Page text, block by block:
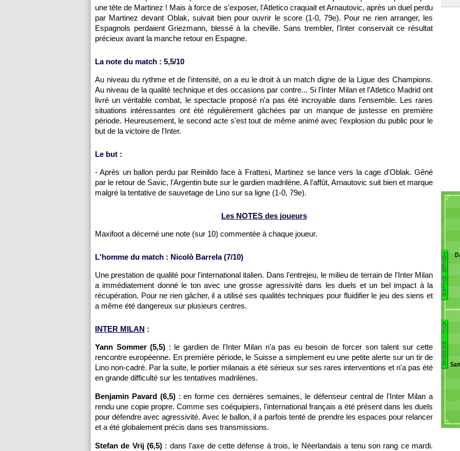
une tête de Martinez ! Mais à force de s'exposer, l'Atletico craquait et Arnautovic, après un duel perdu
par Martinez devant Oblak, suivait bien pour ouvrir le score (1-0, 79e). Pour ne rien arranger, les
Espagnols perdaient Griezmann, blessé à la cheville. Sans trembler, l'Inter conservait ce résultat
précieux avant la manche retour en Espagne.
La note du match : 5,5/10
Au niveau du rythme et de l'intensité, on a eu le droit à un match digne de la Ligue des Champions.
Au niveau de la qualité technique et des occasions par contre... Si l'Inter Milan et l'Atletico Madrid ont
livré un véritable combat, le spectacle proposé n'a pas été incroyable dans l'ensemble. Les rares
situations intéressantes ont été régulièrement gâchées par un manque de justesse en première
période. Heureusement, le second acte s'est tout de même animé avec l'explosion du public pour le
but de la victoire de l'Inter.
Le but :
- Après un ballon perdu par Reinildo face à Frattesi, Martinez se lance vers la cage d'Oblak. Gêné
par le retour de Savic, l'Argentin bute sur le gardien madrilène. A l'affût, Arnautovic suit bien et marque
malgré la tentative de sauvetage de Lino sur sa ligne (1-0, 79e).
Les NOTES des joueurs
Maxifoot a décerné une note (sur 10) commentée à chaque joueur.
L'homme du match : Nicolò Barrela (7/10)
Une prestation de qualité pour l'international italien. Dans l'entrejeu, le milieu de terrain de l'Inter Milan
a immédiatement donné le ton avec une grosse agressivité dans les duels et un bel impact à la
récupération. Pour ne rien gâcher, il a utilisé ses qualités techniques pour fluidifier le jeu des siens et
a même été dangereux sur plusieurs centres.
INTER MILAN :
Yann Sommer (5,5) : le gardien de l'Inter Milan n'a pas eu besoin de forcer son talent sur cette
rencontre européenne. En première période, le Suisse a simplement eu une petite alerte sur un tir de
Lino non-cadré. Par la suite, le portier milanais a été sérieux sur ses rares interventions et n'a pas été
en grande difficulté sur les tentatives madrilènes.
Benjamin Pavard (6,5): en forme ces dernières semaines, le défenseur central de l'Inter Milan a
rendu une copie propre. Comme ses coéquipiers, l'international français a été présent dans les duels
pour défendre avec agressivité. Avec le ballon, il a parfois tenté de prendre les espaces pour relancer
et a été globalement précis dans ses transmissions.
Stefan de Vrij (6,5) : dans l'axe de cette défense à trois, le Néerlandais a tenu son rang ce mardi.
I
N
T
E
R
M
I
L
A
N
A
T
L
.
M
A
D
R
I
D